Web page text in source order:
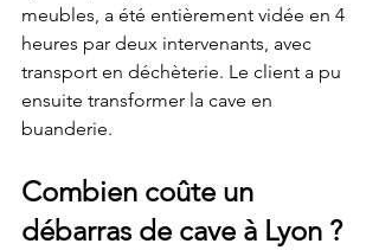
meubles, a été entièrement vidée en 4
heures par deux intervenants, avec
transport en déchèterie. Le client a pu
ensuite transformer la cave en
buanderie.
Combien coûte un
débarras de cave à Lyon ?